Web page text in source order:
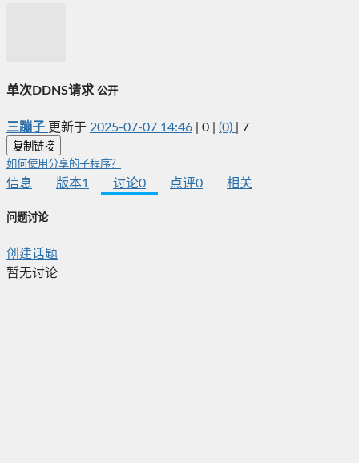
单次DDNS请求 公开
三蹦子 更新于 2025-07-07 14:46 0 (0) 7
复制链接
如何使用分享的子程序？
信息 版本1 讨论0 点评0 相关
问题讨论
创建话题
暂无讨论